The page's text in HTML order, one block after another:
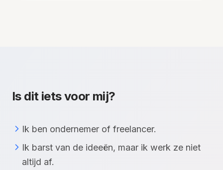
Is dit iets voor mij?
Ik ben ondernemer of freelancer.
Ik barst van de ideeën, maar ik werk ze niet
altijd af.